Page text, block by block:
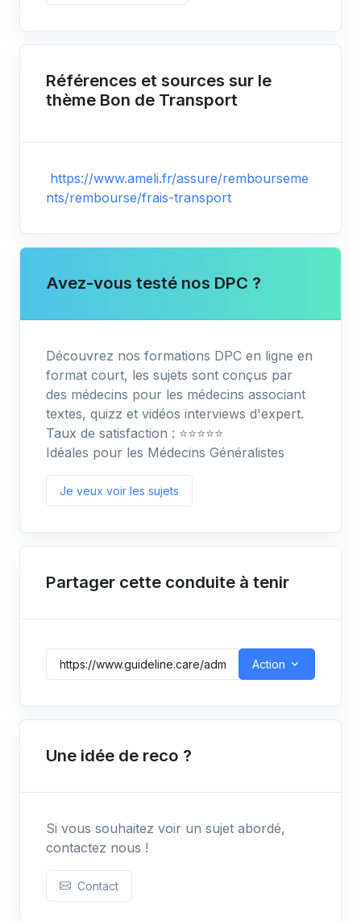
Références et sources sur le
thème Bon de Transport
https://www.ameli.fr/assure/rembourseme
nts/rembourse/frais-transport
Avez-vous testé nos DPC ?
Découvrez nos formations DPC en ligne en
format court, les sujets sont conçus par
des médecins pour les médecins associant
textes, quizz et vidéos interviews d'expert.
Taux de satisfaction : ⭐️⭐️⭐️⭐️⭐️
Idéales pour les Médecins Généralistes
Je veux voir les sujets
Partager cette conduite à tenir
Action
Une idée de reco ?
Si vous souhaitez voir un sujet abordé,
contactez nous !
Contact